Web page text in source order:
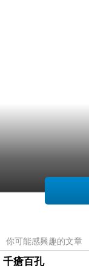
、響聚雖所，
距旁讓種讓胎
你可能感興趣的文章
千瘡百孔